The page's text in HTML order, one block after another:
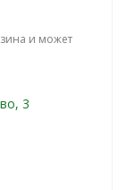
и может
3